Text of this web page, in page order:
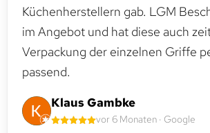
Küchenherstellern gab. LGM
im Angebot und hat diese auch
Verpackung der einzelnen Griffe
passend.
Klaus Gambke
vor 6 Monaten · Google